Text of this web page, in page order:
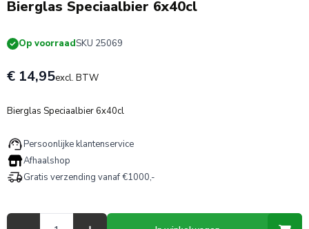
Bierglas Speciaalbier 6x40cl
Op voorraadSKU 25069
€ 14,95excl. BTW
Bierglas Speciaalbier 6x40cl
Persoonlijke klantenservice
Afhaalshop
Gratis verzending vanaf €1000,-